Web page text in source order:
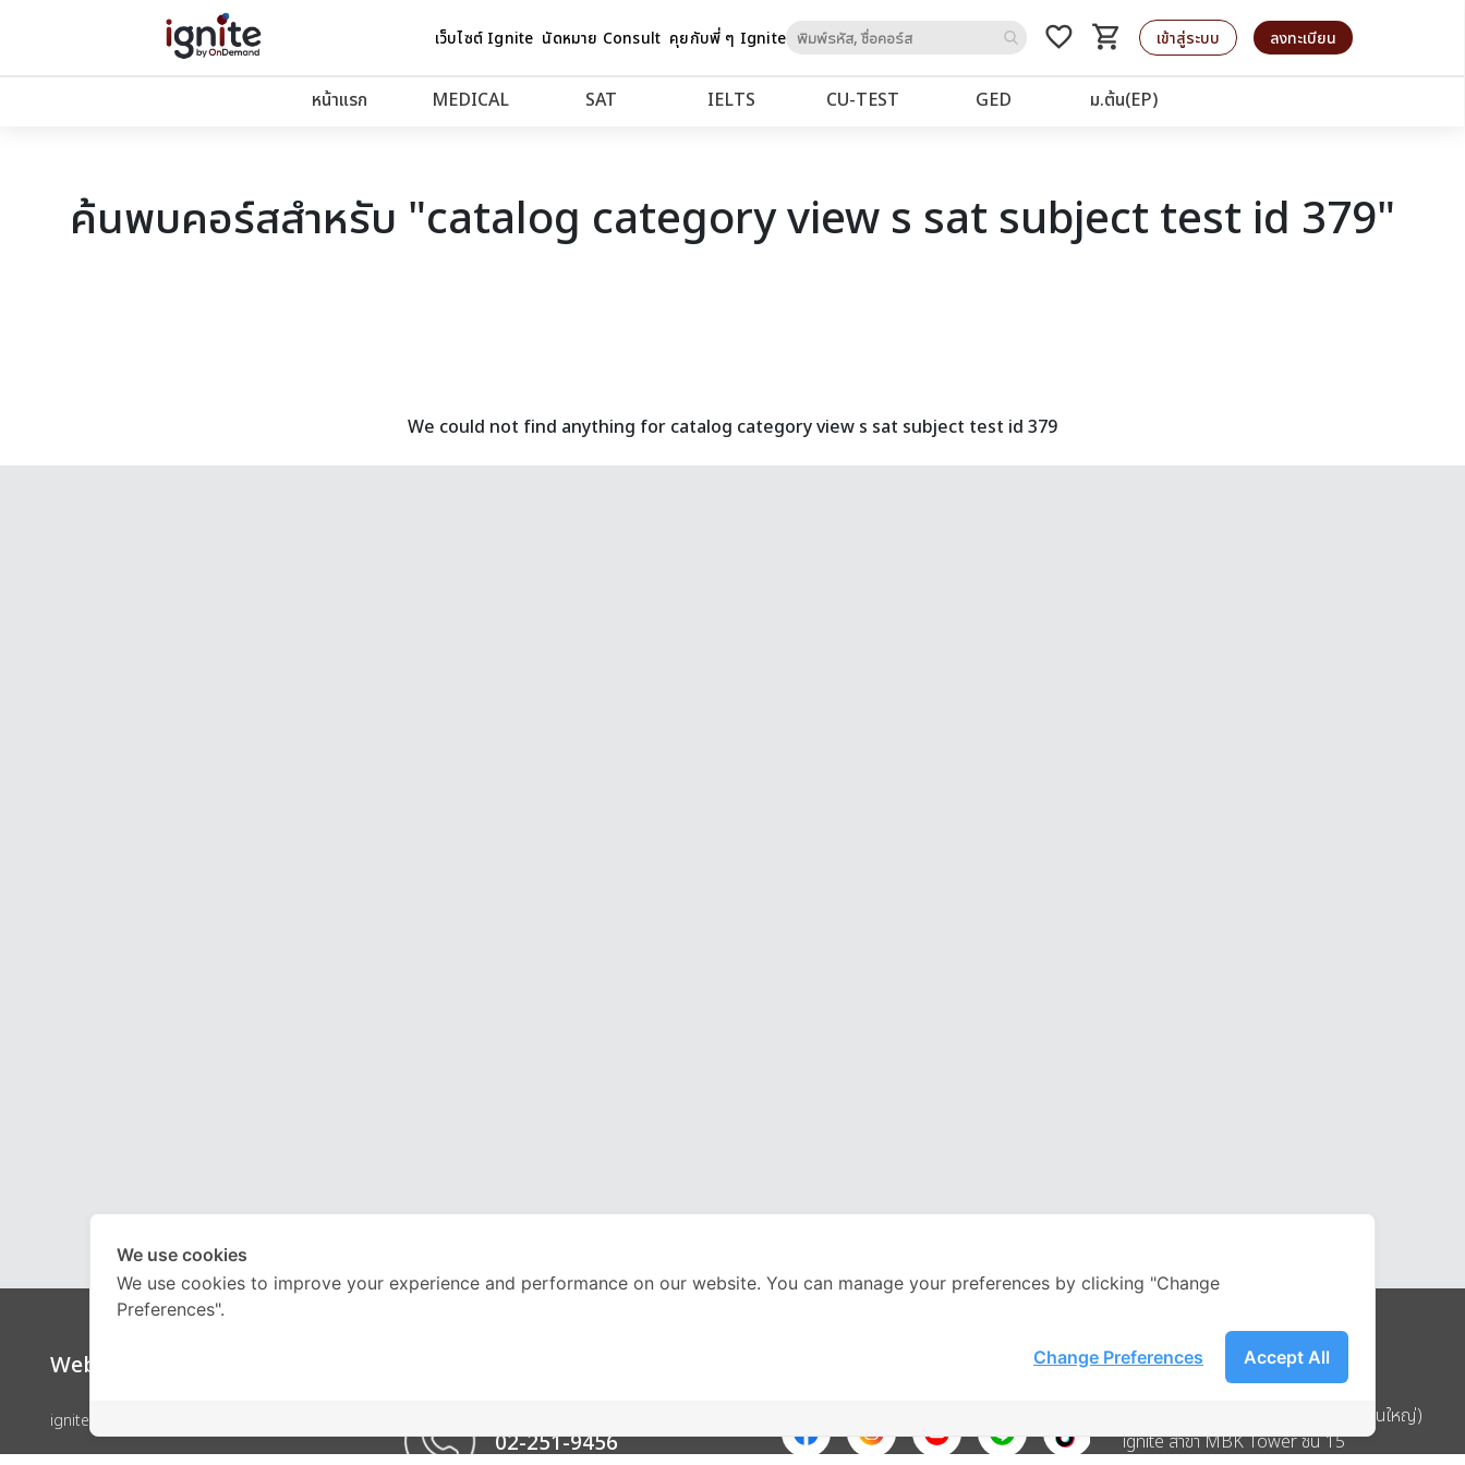
เว็บไซต์ Ignite นัดหมาย Consult คุยกับพี่ ๆ Igniteto
favorite_border shopping_cart
รถเข็น เข้าสู่ระบบ ลงทะเบียน
หน้าแรก MEDICAL SAT IELTS CU‑TEST GED ม.ต้น(EP)
ค้นพบคอร์สสำหรับ "catalog category view s sat subject test id 379"
We could not find anything for catalog category view s sat subject test id 379
Website
ignite by OnDemand
02-251-9456
Address
บริษัท อิกไนท์ เอ สตาร์ จำกัด (สำนักงานใหญ่)
ignite สาขา MBK Tower ชั้น 15
We use cookies
We use cookies to improve your experience and performance on our website. You can manage your preferences by clicking "Change
Preferences".
Accept All
Change Preferences